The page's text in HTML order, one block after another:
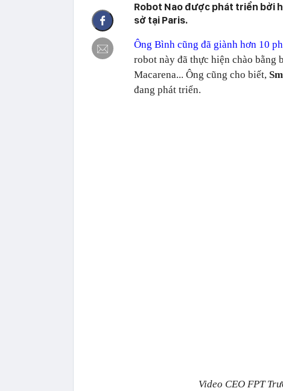
Robot Nao được phát triển bởi
sở tại Paris.
Ông Bình cũng đã giành hơn 10
robot này đã thực hiện chào bằng
Macarena... Ông cũng cho biết,
đang phát triển.
Video CEO FPT